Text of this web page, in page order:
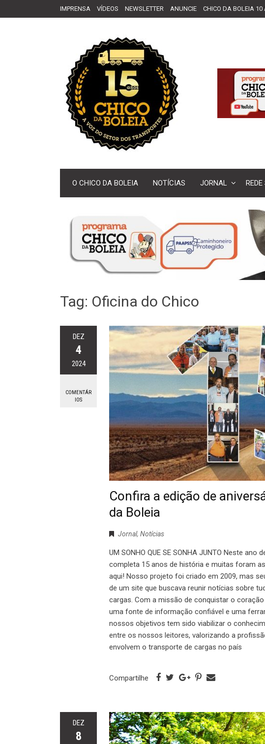
IMPRENSA VÍDEOS NEWSLETTER ANUNCIE CHICO DA BOLEIA 10
O CHICO DA BOLEIA NOTÍCIAS JORNAL
Tag: Oficina do Chico
DEZ
4
2024
COMENTÁR
IOS
Confira a edição de
da Boleia
Jornal, Notícias
UM SONHO QUE SE SONHA JUNTO Neste
completa 15 anos de história e muitas foram
aqui! Nosso projeto foi criado em 2009, mas
de um site que buscava reunir notícias sobre
cargas. Com a missão de conquistar o
uma fonte de informação confiável e uma
nossos objetivos tem sido viabilizar o
entre os nossos leitores, valorizando a
envolvem o transporte de cargas no país
Compartilhe
DEZ
8